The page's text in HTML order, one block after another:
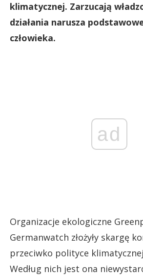
klimatycznej. Zarzucają
działania narusza
człowieka.
ad
Organizacje ekologiczne
Germanwatch złożyły skargę
przeciwko polityce
Według nich jest ona